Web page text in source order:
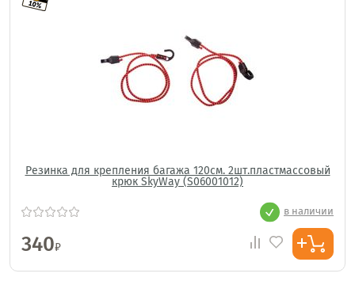
Резинка для крепления багажа 120см. 2шт.пластмассовый
крюк SkyWay (S06001012)
в наличии
340₽